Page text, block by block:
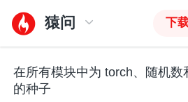
猿问 下
在所有模块中为 torch、随机数
的种子